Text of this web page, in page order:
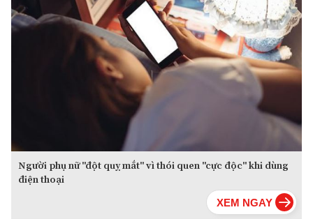
Người phụ nữ "đột quỵ mắt" vì thói quen "cực độc" khi dùng
điện thoại